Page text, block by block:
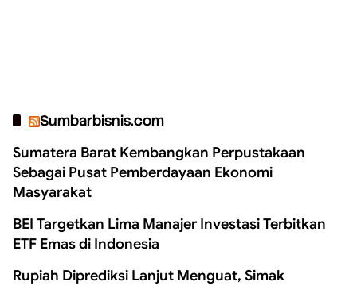
Sumbarbisnis.com
Sumatera Barat Kembangkan Perpustakaan
Sebagai Pusat Pemberdayaan Ekonomi
Masyarakat
BEI Targetkan Lima Manajer Investasi Terbitkan
ETF Emas di Indonesia
Rupiah Diprediksi Lanjut Menguat, Simak